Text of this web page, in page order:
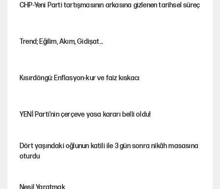
CHP-Yeni Parti tartışmasının arkasına gizlenen tarihsel süreç
Trend; Eğilim, Akım, Gidişat…
Kısırdöngü: Enflasyon-kur ve faiz kıskacı
YENİ Parti'nin çerçeve yasa kararı belli oldu!
Dört yaşındaki oğlunun katili ile 3 gün sonra nikâh masasına
oturdu